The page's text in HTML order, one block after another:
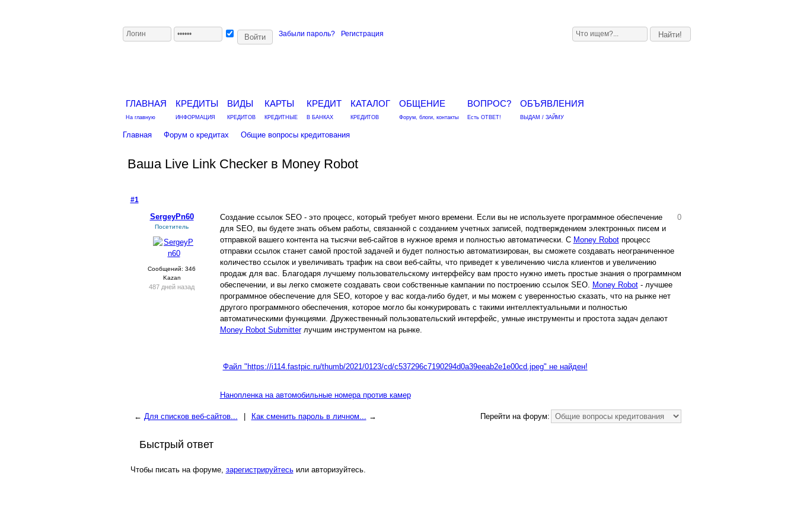
Забыли пароль? Регистрация
ГЛАВНАЯ
На главную
КРЕДИТЫ
ИНФОРМАЦИЯ
ВИДЫ
КРЕДИТОВ
КАРТЫ
КРЕДИТНЫЕ
КРЕДИТ
В БАНКАХ
КАТАЛОГ
КРЕДИТОВ
ОБЩЕНИЕ
Форум, блоги, контакты
ВОПРОС?
Есть ОТВЕТ!
ОБЪЯВЛЕНИЯ
ВЫДАМ / ЗАЙМУ
Главная Форум о кредитах Общие вопросы кредитования
Ваша Live Link Checker в Money Robot
#1- 24 июля 2021, суббота
SergeyPn60
Посетитель
Сообщений: 346
Kazan
487 дней назад
0
Создание ссылок SEO - это процесс, который требует много времени. Если вы не используете программное обеспечение
для SEO, вы будете знать объем работы, связанной с созданием учетных записей, подтверждением электронных писем и
отправкой вашего контента на тысячи веб-сайтов в нужное время и полностью автоматически. С Money Robotпроцесс
отправки ссылок станет самой простой задачей и будет полностью автоматизирован, вы сможете создавать неограниченное
количество ссылок и увеличивать трафик на свои веб-сайты, что приведет к увеличению числа клиентов и увеличению
продаж для вас. Благодаря лучшему пользовательскому интерфейсу вам просто нужно иметь простые знания о программном
обеспечении, и вы легко сможете создавать свои собственные кампании по построению ссылок SEO. Money Robot- лучшее
программное обеспечение для SEO, которое у вас когда-либо будет, и мы можем с уверенностью сказать, что на рынке нет
другого программного обеспечения, которое могло бы конкурировать с такими интеллектуальными и полностью
автоматическими функциями. Дружественный пользовательский интерфейс, умные инструменты и простота задач делают
Money Robot Submitterлучшим инструментом на рынке.
Файл "https://i114.fastpic.ru/thumb/2021/0123/cd/c537296c7190294d0a39eeab2e1e00cd.jpeg" не найден!
Нанопленка на автомобильные номера против камер
← Для списков веб-сайтов... Как сменить пароль в личном... → Перейти на форум:
Быстрый ответ
Чтобы писать на форуме, зарегистрируйтесьили авторизуйтесь.